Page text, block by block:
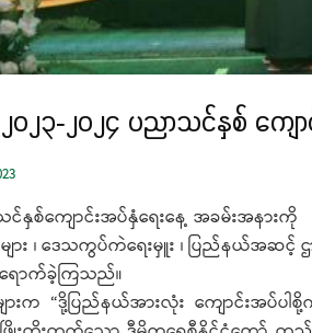
၀၂၃-၂၀၂၄ ပညာသင်နှစ် ကျ
င်နှစ်ကျောင်းအပ်နှံရေးနေ့ အခမ်းအနာ
း ၊ ဒေသကွပ်ကဲရေးမှူး ၊ ပြည်နယ်အဆင့် ဌာ
ရောက်ခဲ့ကြသည်။
များက “ဒို့ပြည်နယ်အားလုံး ကျောင်းအ